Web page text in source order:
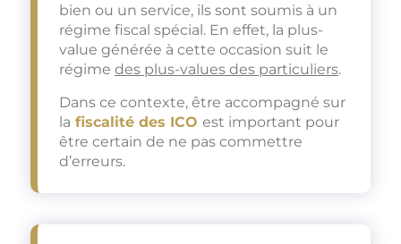
bien ou un service, ils sont soumis à un
régime fiscal spécial. En effet, la plus-
value générée à cette occasion suit le
régime des plus-values des particuliers.
Dans ce contexte, être accompagné sur
la fiscalité des ICO est important pour
être certain de ne pas commettre
d’erreurs.